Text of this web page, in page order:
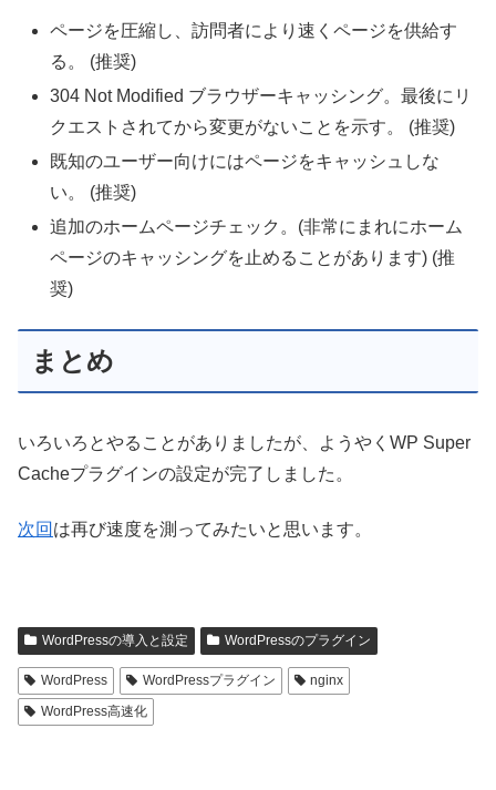
ページを圧縮し、訪問者により速くページを供給す
る。 (推奨)
304 Not Modified ブラウザーキャッシング。最後にリ
クエストされてから変更がないことを示す。 (推奨)
既知のユーザー向けにはページをキャッシュしな
い。 (推奨)
追加のホームページチェック。(非常にまれにホーム
ページのキャッシングを止めることがあります) (推
奨)
まとめ
いろいろとやることがありましたが、ようやくWP Super
Cacheプラグインの設定が完了しました。
次回 は再び速度を測ってみたいと思います。
WordPressの導入と設定 WordPressのプラグイン
WordPress WordPressプラグイン
nginx
WordPress高速化